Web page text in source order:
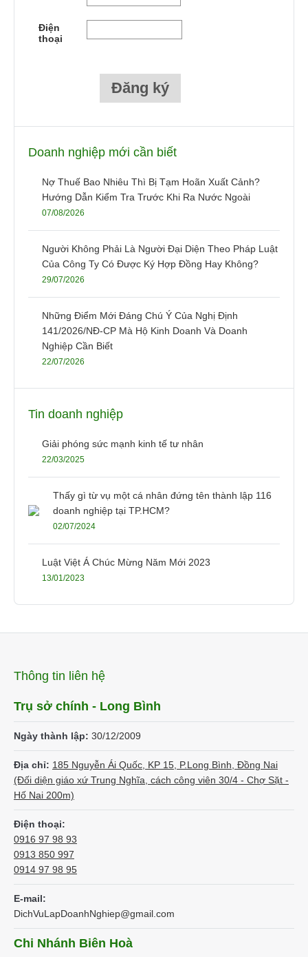
Điện
thoại
Doanh nghiệp mới cần biết
Nợ Thuế Bao Nhiêu Thì Bị Tạm Hoãn Xuất Cảnh?
Hướng Dẫn Kiểm Tra Trước Khi Ra Nước Ngoài
07/08/2026
Người Không Phải Là Người Đại Diện Theo Pháp Luật
Của Công Ty Có Được Ký Hợp Đồng Hay Không?
29/07/2026
Những Điểm Mới Đáng Chú Ý Của Nghị Định
141/2026/NĐ-CP Mà Hộ Kinh Doanh Và Doanh
Nghiệp Cần Biết
22/07/2026
Tin doanh nghiệp
Giải phóng sức mạnh kinh tế tư nhân
22/03/2025
Thấy gì từ vụ một cá nhân đứng tên thành lập 116
doanh nghiệp tại TP.HCM?
02/07/2024
Luật Việt Á Chúc Mừng Năm Mới 2023
13/01/2023
Thông tin liên hệ
Trụ sở chính - Long Bình
Ngày thành lập: 30/12/2009
Địa chỉ: 185 Nguyễn Ái Quốc, KP 15, P.Long Bình, Đồng Nai
(Đối diện giáo xứ Trung Nghĩa, cách công viên 30/4 - Chợ Sặt -
Hố Nai 200m)
Điện thoại:
0916 97 98 93
0913 850 997
0914 97 98 95
E-mail:
DichVuLapDoanhNghiep@gmail.com
Chi Nhánh Biên Hoà